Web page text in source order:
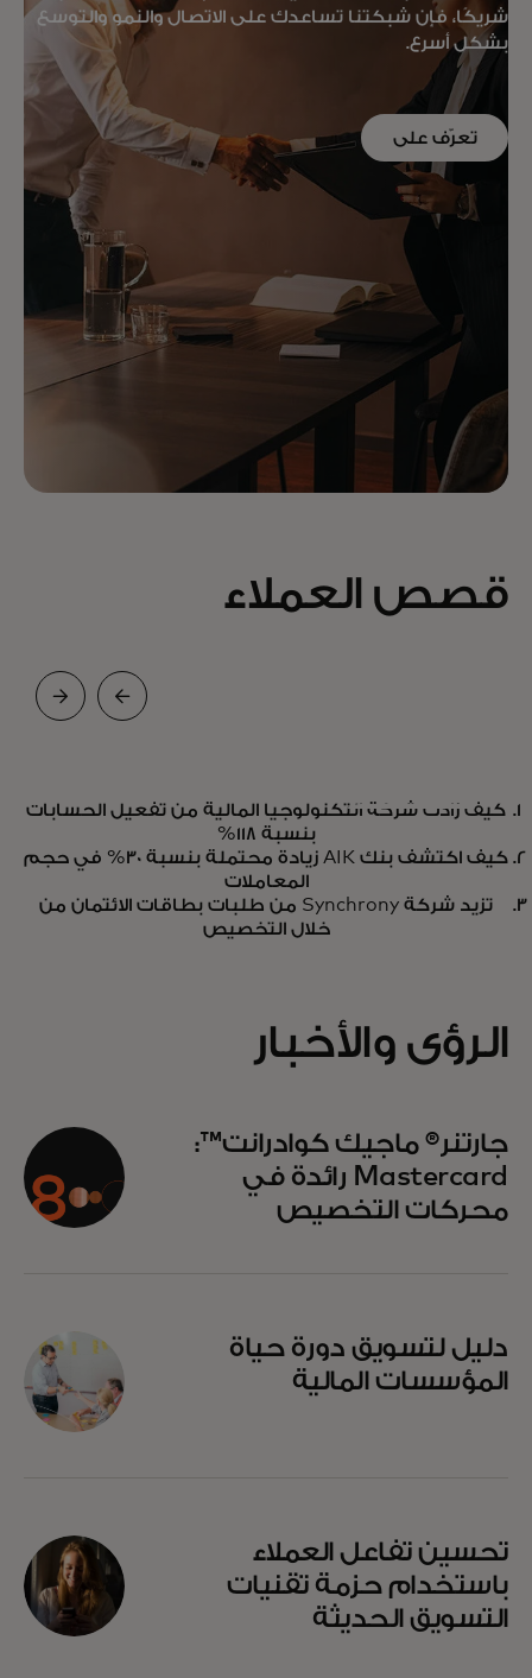
شريكًا، فإن شبكتنا تساعدك على الاتصال والنمو والتوسع
بشكل أسرع.
تعرّف على
المزيد
قصص العملاء
رائد في تقرير Gartner® Magic
Quadrant™ لمحركات التخصيص
للمرة الثامنة على التوالي
التقريرopens in a new tab
كيف زادت شركة التكنولوجيا المالية من تفعيل الحسابات
بنسبة 118%
كيف اكتشف بنك AIK زيادة محتملة بنسبة 30% في حجم
المعاملات
تزيد شركة Synchrony من طلبات بطاقات الائتمان من
خلال التخصيص
الرؤى والأخبار
جارتنر® ماجيك كوادرانت™:
Mastercard رائدة في
محركات التخصيص
opens in a new tab
دليل لتسويق دورة حياة
المؤسسات المالية
تحسين تفاعل العملاء
باستخدام حزمة تقنيات
التسويق الحديثة